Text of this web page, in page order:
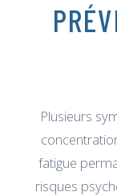
Plusieurs
fatigue
risques